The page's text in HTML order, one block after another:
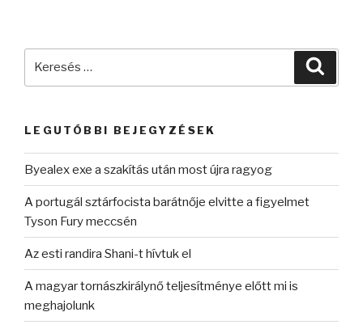
LEGUTÓBBI BEJEGYZÉSEK
Byealex exe a szakítás után most újra ragyog
A portugál sztárfocista barátnője elvitte a figyelmet
Tyson Fury meccsén
Az esti randira Shani-t hívtuk el
A magyar tornászkirálynő teljesítménye előtt mi is
meghajolunk